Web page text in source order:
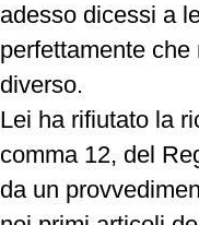
adesso dicessi a
perfettamente
diverso.
Lei ha rifiutato la
comma 12, del
da un